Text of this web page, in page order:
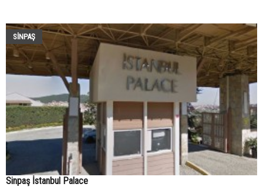
SINPAŞ
Sinpaş İstanbul Palace